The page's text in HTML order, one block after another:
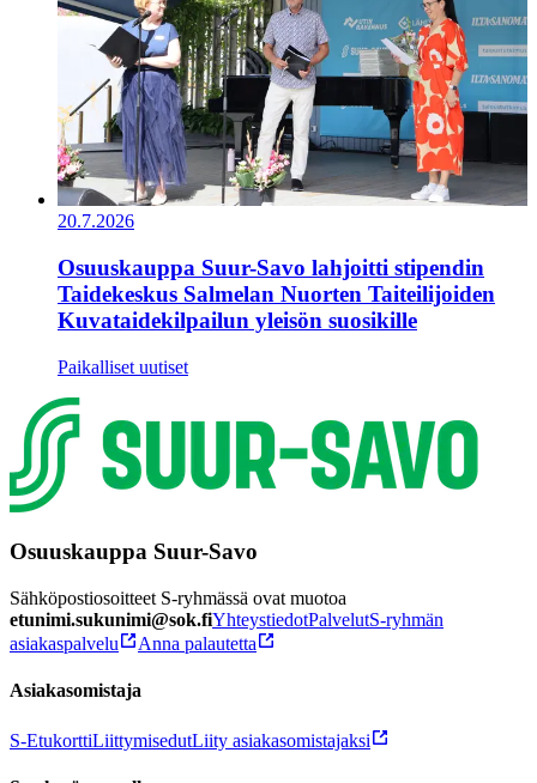
20.7.2026
Osuuskauppa Suur-Savo lahjoitti stipendin
Taidekeskus Salmelan Nuorten Taiteilijoiden
Kuvataidekilpailun yleisön suosikille
Paikalliset uutiset
Osuuskauppa Suur-Savo
Sähköpostiosoitteet S-ryhmässä ovat muotoa
etunimi.sukunimi@sok.fiYhteystiedotPalvelutS-ryhmän
asiakaspalvelu
Anna palautetta
Asiakasomistaja
S-EtukorttiLiittymisedutLiity asiakasomistajaksi